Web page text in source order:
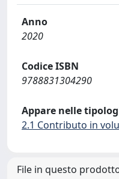
Anno
2020
Codice ISBN
9788831304290
Appare nelle
2.1 Contributo in
File in questo